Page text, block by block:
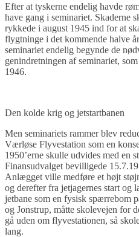
Efter at tyskerne endelig havde
have gang i seminariet. Skaderne
rykkede i august 1945 ind for at
flygtninge i det kommende halve
seminariet endelig begynde de
genindretningen af seminariet,
1946.
Den kolde krig og jetstartbanen
Men seminariets rammer blev
Værløse Flyvestation som en
1950’erne skulle udvides med en
Finansudvalget bevilligede
Anlægget ville medføre et højt
og derefter fra jetjagernes start og
jetbane som en fysisk spærrebom
og Jonstrup, måtte skolevejen for
gå uden om flyvestationen, så
lang.